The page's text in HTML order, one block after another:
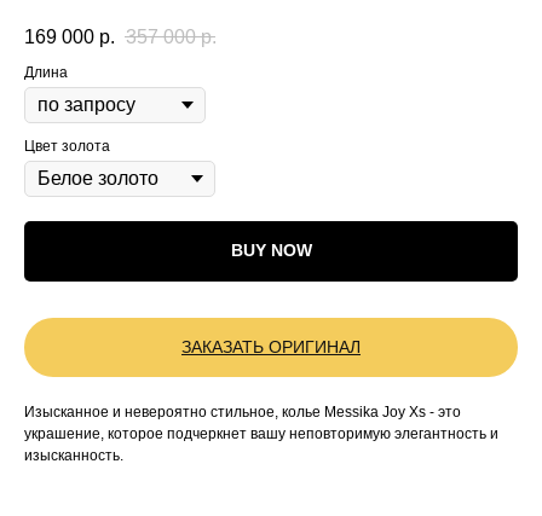
169 000 р. 357 000 р.
Длина
Цвет золота
BUY NOW
ЗАКАЗАТЬ ОРИГИНАЛ
Изысканное и невероятно стильное, колье Messika Joy Xs - это
украшение, которое подчеркнет вашу неповторимую элегантность и
изысканность.